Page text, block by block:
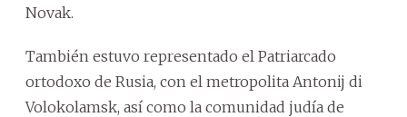
Novak.
También estuvo representado el Patriarcado
ortodoxo de Rusia, con el metropolita Antonij di
Volokolamsk, así como la comunidad judía de